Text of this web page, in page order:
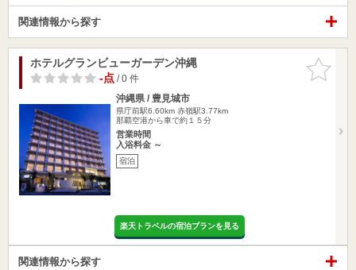
関連情報から探す
お気に入
りに追加
ホテルグランビューガーデン沖縄
-点/ 0 件
沖縄県 / 豊見城市
県庁前駅6.60km 赤嶺駅3.77km
那覇空港から車で約１５分
営業時間
入浴料金 ～
宿泊
楽天トラベルの宿泊プランを見る
関連情報から探す